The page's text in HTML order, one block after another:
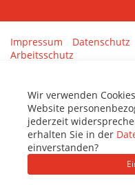
Impressum Datenschutz
Arbeitsschutz
Wir verwenden
Website
jederzeit
erhalten Sie in der
einverstanden?